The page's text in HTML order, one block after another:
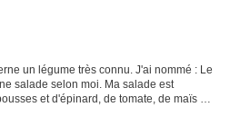
salade selon moi. Ma salade est
et d'épinard, de tomate, de maïs et